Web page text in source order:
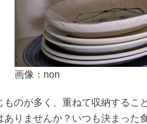
画像：non
ものが多く、重ねて収納する
ありませんか？いつも決まった